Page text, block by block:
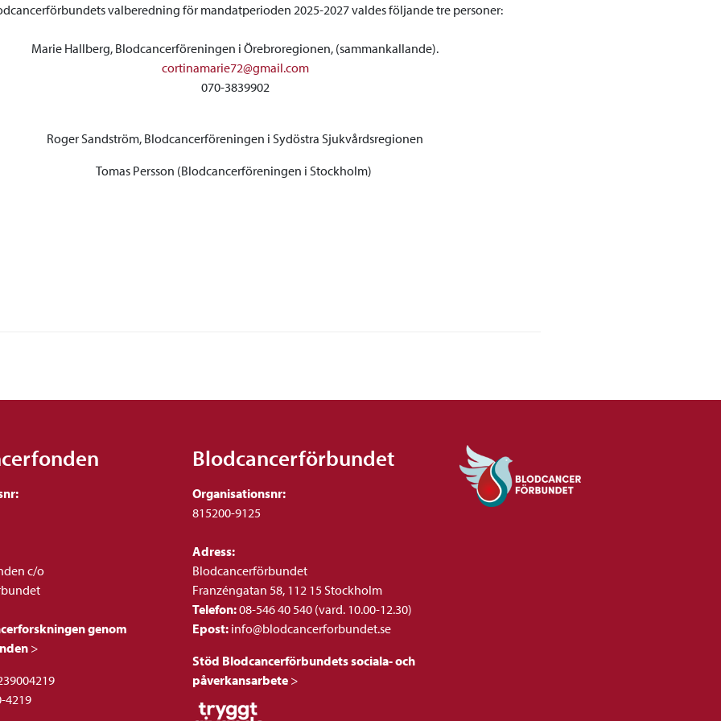
valberedning för mandatperioden 2025-2027 valdes följande tre personer:
Marie Hallberg, Blodcancerföreningen i Örebroregionen, (sammankallande).
cortinamarie72@gmail.com
070-3839902
Roger Sandström, Blodcancerföreningen i Sydöstra Sjukvårdsregionen
Tomas Persson (Blodcancerföreningen i Stockholm)
c/o
genom
>
4219
Blodcancerförbundet
Organisationsnr:
815200-9125
Adress:
Blodcancerförbundet
Franzéngatan 58, 112 15 Stockholm
Telefon:08-546 40 540 (vard. 10.00-12.30)
Epost: info@blodcancerforbundet.se
Stöd Blodcancerförbundets sociala- och
påverkansarbete >